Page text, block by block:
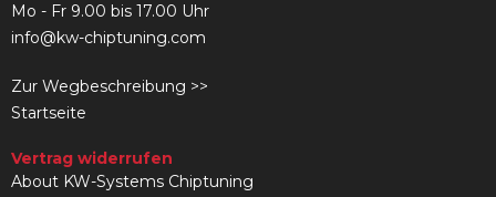
Mo - Fr 9.00 bis 17.00 Uhr
info@kw-chiptuning.com
Zur Wegbeschreibung >>
Startseite
Vertrag widerrufen
About KW-Systems Chiptuning